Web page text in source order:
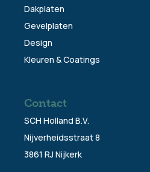
Dakplaten
Gevelplaten
Design
Kleuren & Coatings
Contact
SCH Holland B.V.
Nijverheidsstraat 8
3861 RJ Nijkerk